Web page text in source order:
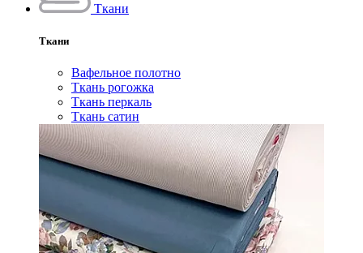
Ткани
Ткани
Вафельное полотно
Ткань рогожка
Ткань перкаль
Ткань сатин